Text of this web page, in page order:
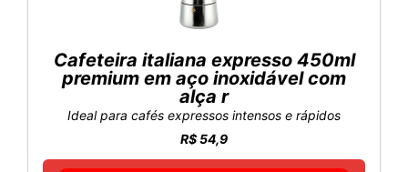
Cafeteira italiana expresso 450ml
premium em aço inoxidável com
alça r
Ideal para cafés expressos intensos e rápidos
R$ 54,9